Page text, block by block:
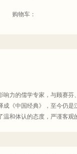
购物车：
力的儒学专家，与顾赛
《中国经典》，至今仍
和体认的态度，严谨客